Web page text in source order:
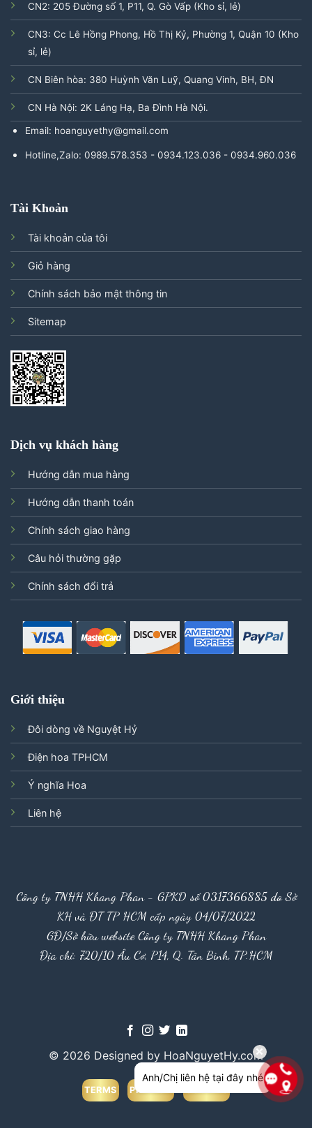
CN2: 205 Đường số 1, P11, Q. Gò Vấp (Kho sỉ, lẻ)
CN3: Cc Lê Hồng Phong, Hồ Thị Kỷ, Phường 1, Quận 10 (Kho
sỉ, lẻ)
CN Biên hòa: 380 Huỳnh Văn Luỹ, Quang Vinh, BH, ĐN
CN Hà Nội: 2K Láng Hạ, Ba Đình Hà Nội.
Email: hoanguyethy@gmail.com
Hotline,Zalo: 0989.578.353 - 0934.123.036 - 0934.960.036
Tài Khoản
Tài khoản của tôi
Giỏ hàng
Chính sách bảo mật thông tin
Sitemap
Dịch vụ khách hàng
Hướng dẫn mua hàng
Hướng dẫn thanh toán
Chính sách giao hàng
Câu hỏi thường gặp
Chính sách đổi trả
Giới thiệu
Đôi dòng về Nguyệt Hỷ
Điện hoa TPHCM
Ý nghĩa Hoa
Liên hệ
Công ty TNHH Khang Phan - GPKD số 0317366885 do Sở
KH và ĐT TP HCM cấp ngày 04/07/2022
GĐ/Sở hữu website Công ty TNHH Khang Phan
Địa chỉ: 720/10 Âu Cơ, P14, Q. Tân Bình, TP.HCM
© 2026 Designed by HoaNguyetHy.com
TERMS PRIVACY
Anh/Chị liên hệ tại đây nhé